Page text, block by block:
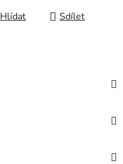
Hlídat Sdílet